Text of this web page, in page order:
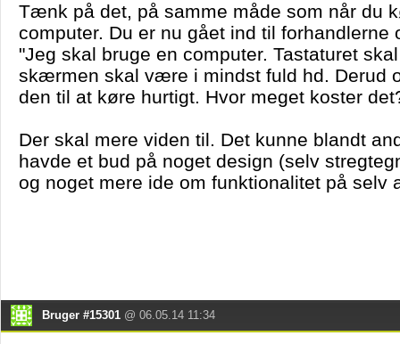
Tænk på det, på samme måde som når du
computer. Du er nu gået ind til forhandlerne
"Jeg skal bruge en computer. Tastaturet
skærmen skal være i mindst fuld hd. Derud
den til at køre hurtigt. Hvor meget koster
Der skal mere viden til. Det kunne blandt
havde et bud på noget design (selv
og noget mere ide om funktionalitet på selv
Bruger #15301 @ 06.05.14 11:34